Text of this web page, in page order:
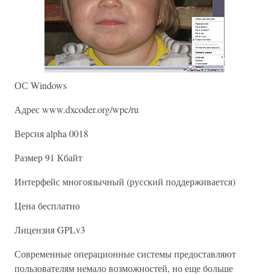
ОС Windows
Адрес www.dxcoder.org/wpc/ru
Версия alpha 0018
Размер 91 Кбайт
Интерфейс многоязычный (русский поддерживается)
Цена бесплатно
Лицензия GPLv3
Современные операционные системы предоставляют
пользователям немало возможностей, но еще больше